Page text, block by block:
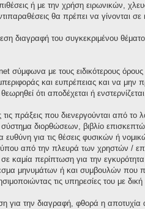
ή με την χρήση ειρωνικών,
θα πρέπει να γίνονται
διαγραφή του συγκεκριμένου
σύμφωνα με τους ειδικότερους
και ευπρέπειας και να μην
ότι αποδέχεται ή
πράξεις που διενεργούνται από
διορθώσεων, βιβλίο
ευθύνη για τις θέσεις φυσικών ή
από την πλευρά των χρηστών /
σε καμία περίπτωση για την
μηνυμάτων ή και συμβουλών
τις υπηρεσίες του με
την διαγραφή, φθορά η αποτυχία